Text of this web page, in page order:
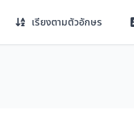
เรียงตามตัวอักษร